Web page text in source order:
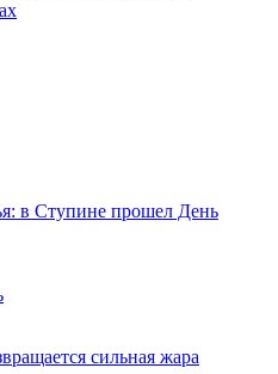
в Ступине прошел День
сильная жара